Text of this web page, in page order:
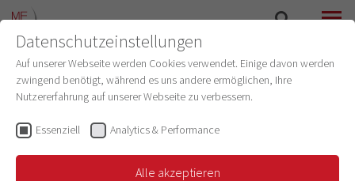
Datenschutzeinstellungen
Auf unserer Webseite werden Cookies verwendet. Einige davon werden
zwingend benötigt, während es uns andere ermöglichen, Ihre
Nutzererfahrung auf unserer Webseite zu verbessern.
Essenziell Analytics & Performance
Alle akzeptieren